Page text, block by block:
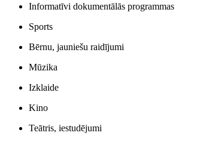
Informatīvi dokumentālās programmas
Sports
Bērnu, jauniešu raidījumi
Mūzika
Izklaide
Kino
Teātris, iestudējumi